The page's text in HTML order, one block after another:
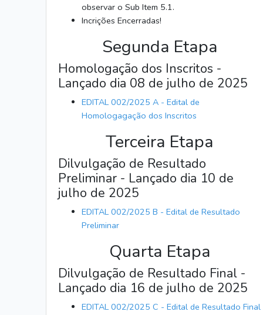
observar o Sub Item 5.1.
Incrições Encerradas!
Segunda Etapa
Homologação dos Inscritos -
Lançado dia 08 de julho de 2025
EDITAL 002/2025 A - Edital de
Homologagação dos Inscritos
Terceira Etapa
Dilvulgação de Resultado
Preliminar - Lançado dia 10 de
julho de 2025
EDITAL 002/2025 B - Edital de Resultado
Preliminar
Quarta Etapa
Dilvulgação de Resultado Final -
Lançado dia 16 de julho de 2025
EDITAL 002/2025 C - Edital de Resultado Final